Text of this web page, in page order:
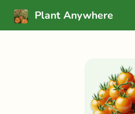
Plant Anywhere